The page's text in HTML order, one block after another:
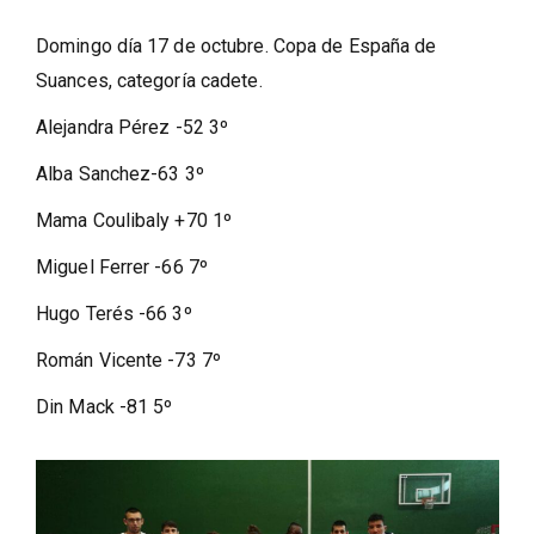
Domingo día 17 de octubre. Copa de España de
Suances, categoría cadete.
Alejandra Pérez -52 3º
Alba Sanchez-63 3º
Mama Coulibaly +70 1º
Miguel Ferrer -66 7º
Hugo Terés -66 3º
Román Vicente -73 7º
Din Mack -81 5º